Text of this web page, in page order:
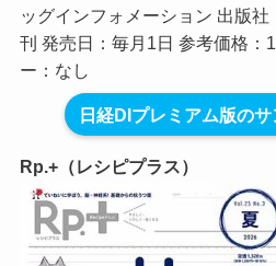
ッグインフォメーション 出版社
刊 発売日：毎月1日 参考価格：
ー：なし
日経DIプレミアム版の
Rp.+（レシピプラス）